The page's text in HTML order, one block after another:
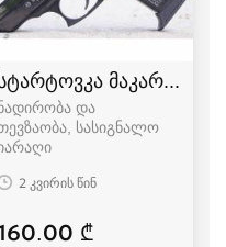
1911 SXმაკაროვი
და
სასიგნალო
2 კვირის წინ
₾